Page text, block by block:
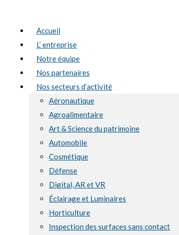
Accueil
L’ entreprise
Notre équipe
Nos partenaires
Nos secteurs d’activité
Aéronautique
Agroalimentaire
Art & Science du patrimoine
Automobile
Cosmétique
Défense
Digital, AR et VR
Éclairage et Luminaires
Horticulture
Inspection des surfaces sans contact